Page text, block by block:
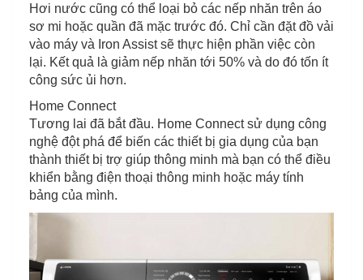
Hơi nước cũng có thể loại bỏ các nếp nhăn trên áo
sơ mi hoặc quần đã mặc trước đó. Chỉ cần đặt đồ vải
vào máy và Iron Assist sẽ thực hiện phần việc còn
lại. Kết quả là giảm nếp nhăn tới 50% và do đó tốn ít
công sức ủi hơn.
Home Connect
Tương lai đã bắt đầu. Home Connect sử dụng công
nghệ đột phá để biến các thiết bị gia dụng của bạn
thành thiết bị trợ giúp thông minh mà bạn có thể điều
khiển bằng điện thoại thông minh hoặc máy tính
bảng của mình.